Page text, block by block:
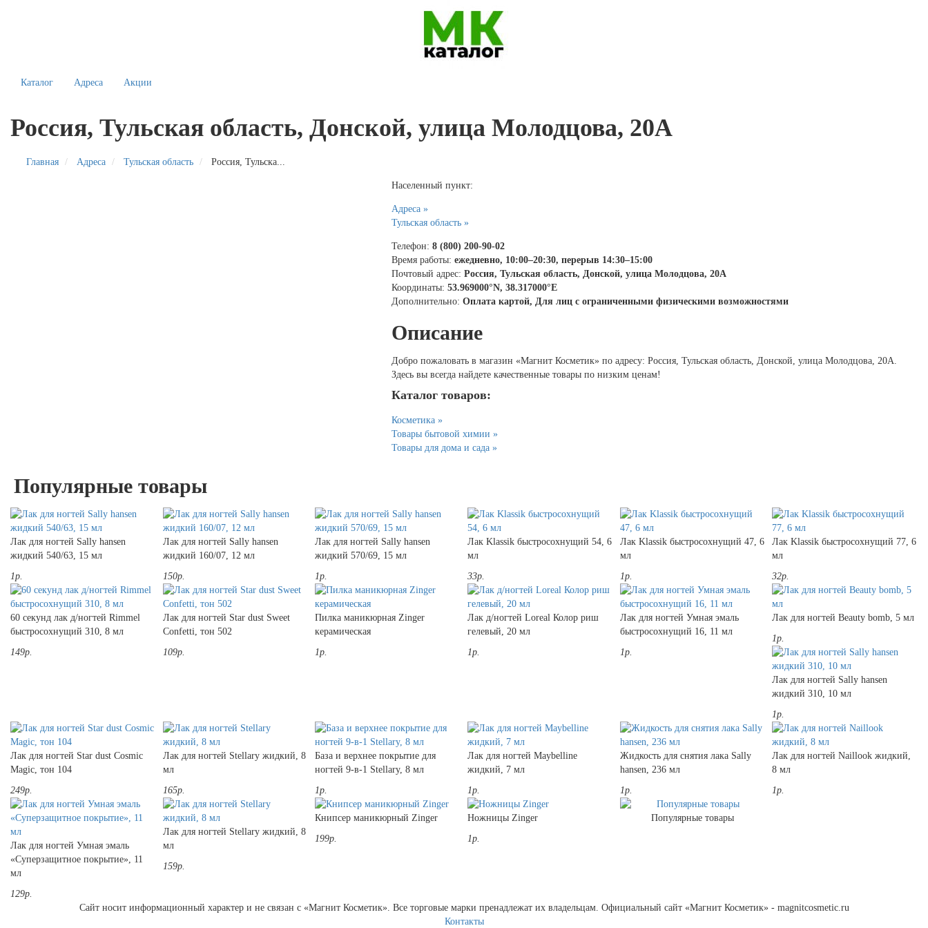
Каталог Адреса Акции
Россия, Тульская область, Донской, улица Молодцова, 20А
Главная Адреса Тульская область Россия, Тульска...
Населенный пункт:
Адреса »
Тульская область »
Телефон: 8 (800) 200-90-02
Время работы: ежедневно, 10:00–20:30, перерыв 14:30–15:00
Почтовый адрес: Россия, Тульская область, Донской, улица Молодцова, 20А
Координаты: 53.969000°N, 38.317000°E
Дополнительно: Оплата картой, Для лиц с ограниченными физическими возможностями
Описание
Добро пожаловать в магазин «Магнит Косметик» по адресу: Россия, Тульская область, Донской, улица Молодцова, 20А.
Здесь вы всегда найдете качественные товары по низким ценам!
Каталог товаров:
Косметика »
Товары бытовой химии »
Товары для дома и сада »
Популярные товары
Лак для ногтей Sally hansen
жидкий 540/63, 15 мл
1р.
Лак для ногтей Sally hansen
жидкий 160/07, 12 мл
150р.
Лак для ногтей Sally hansen
жидкий 570/69, 15 мл
1р.
Лак Klassik быстросохнущий 54, 6
мл
33р.
Лак Klassik быстросохнущий 47, 6
мл
1р.
Лак Klassik быстросохнущий 77, 6
мл
32р.
60 секунд лак д/ногтей Rimmel
быстросохнущий 310, 8 мл
149р.
Лак для ногтей Star dust Sweet
Confetti, тон 502
109р.
Пилка маникюрная Zinger
керамическая
1р.
Лак д/ногтей Loreal Колор риш
гелевый, 20 мл
1р.
Лак для ногтей Умная эмаль
быстросохнущий 16, 11 мл
1р.
Лак для ногтей Beauty bomb, 5 мл
1р.
Лак для ногтей Sally hansen
жидкий 310, 10 мл
1р.
Лак для ногтей Star dust Cosmic
Magic, тон 104
249р.
Лак для ногтей Stellary жидкий, 8
мл
165р.
База и верхнее покрытие для
ногтей 9-в-1 Stellary, 8 мл
1р.
Лак для ногтей Maybelline
жидкий, 7 мл
1р.
Жидкость для снятия лака Sally
hansen, 236 мл
1р.
Лак для ногтей Naillook жидкий,
8 мл
1р.
Лак для ногтей Умная эмаль
«Суперзащитное покрытие», 11
мл
129р.
Лак для ногтей Stellary жидкий, 8
мл
159р.
Книпсер маникюрный Zinger
199р.
Ножницы Zinger
1р.
Популярные товары
Сайт носит информационный характер и не связан с «Магнит Косметик». Все торговые марки пренадлежат их владельцам. Официальный сайт «Магнит Косметик» - magnitcosmetic.ru
Контакты